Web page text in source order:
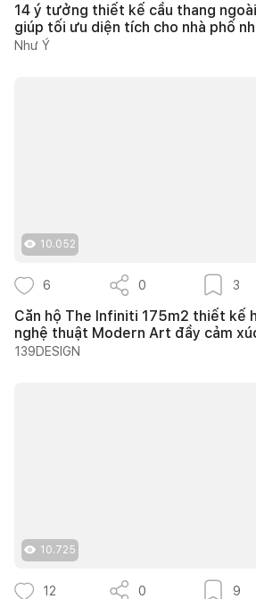
14 ý tưởng thiết kế cầu thang
giúp tối ưu diện tích cho nhà phố
Như Ý
10.052
6 0 3
Căn hộ The Infiniti 175m2 thiết kế
nghệ thuật Modern Art đầy cảm
139DESIGN
10.725
12 0 9